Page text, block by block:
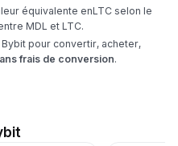
équivalente enLTC selon le
MDL et LTC.
pour convertir, acheter,
frais de conversion.